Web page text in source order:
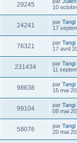
29245
10
24241 par Tangi
17
76321 par Tangi
17 avril
231434 par Tangi
11
98638 par Tangi
15 mai
99104 par Tangi
08 mai
58076 par Tangi
20 mai